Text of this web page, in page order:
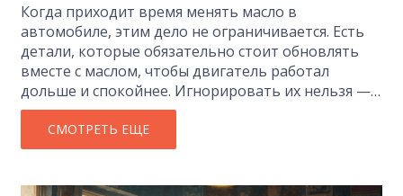
Когда приходит время менять масло в
автомобиле, этим дело не ограничивается. Есть
детали, которые обязательно стоит обновлять
вместе с маслом, чтобы двигатель работал
дольше и спокойнее. Игнорировать их нельзя —
это простое правило экономит кучу нервов и
денег на ремонте. В статье рассказано, что и
почему стоит менять одновременно с моторным
СМОТРЕТЬ ЕЩЕ